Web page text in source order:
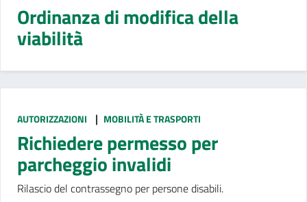
Ordinanza di modifica della
viabilità
AUTORIZZAZIONI | MOBILITÀ E TRASPORTI
Richiedere permesso per
parcheggio invalidi
Rilascio del contrassegno per persone disabili.